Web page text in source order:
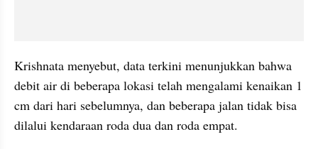
Krishnata menyebut, data terkini menunjukkan bahwa
debit air di beberapa lokasi telah mengalami kenaikan 1
cm dari hari sebelumnya, dan beberapa jalan tidak bisa
dilalui kendaraan roda dua dan roda empat.